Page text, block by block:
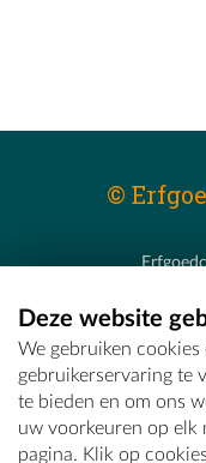
©
E -
Deze website
We gebruiken
gebruikerservaring te
te bieden en om ons
uw voorkeuren op elk
pagina. Klik op